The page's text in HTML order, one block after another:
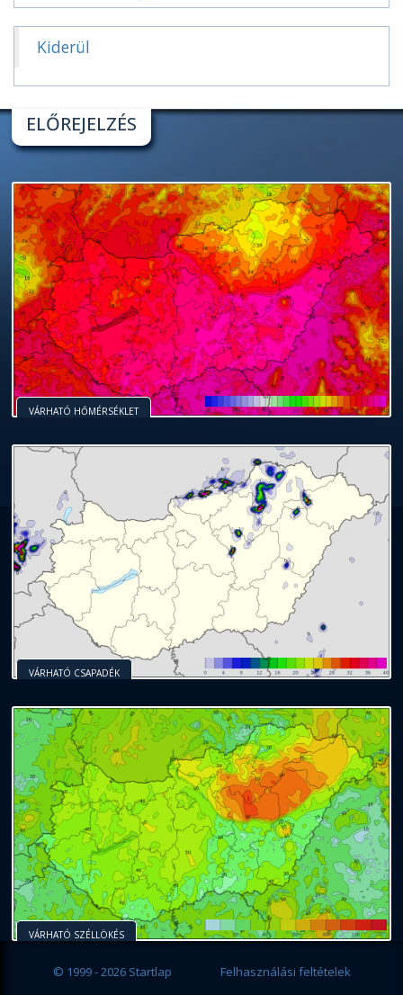
Kiderül
ELŐREJELZÉS
VÁRHATÓ HŐMÉRSÉKLET
VÁRHATÓ CSAPADÉK
VÁRHATÓ SZÉLLÖKÉS
© 1999 - 2026 Startlap Felhasználási feltételek